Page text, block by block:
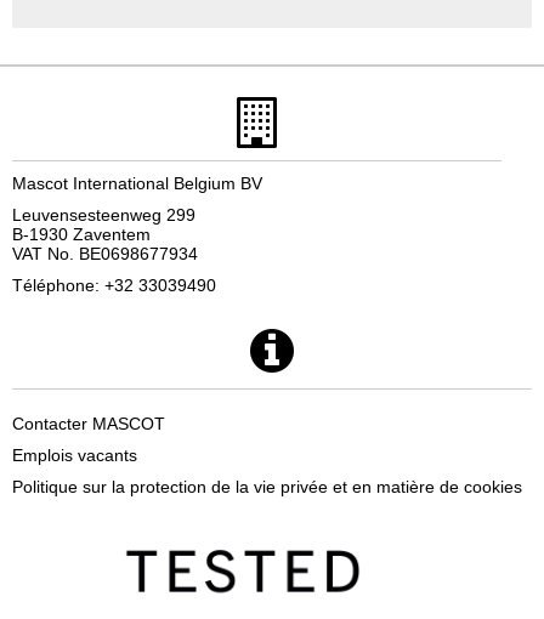
Mascot International Belgium BV
Leuvensesteenweg 299
B-1930 Zaventem
VAT No. BE0698677934
Téléphone: +32 33039490
Contacter MASCOT
Emplois vacants
Politique sur la protection de la vie privée et en matière de cookies